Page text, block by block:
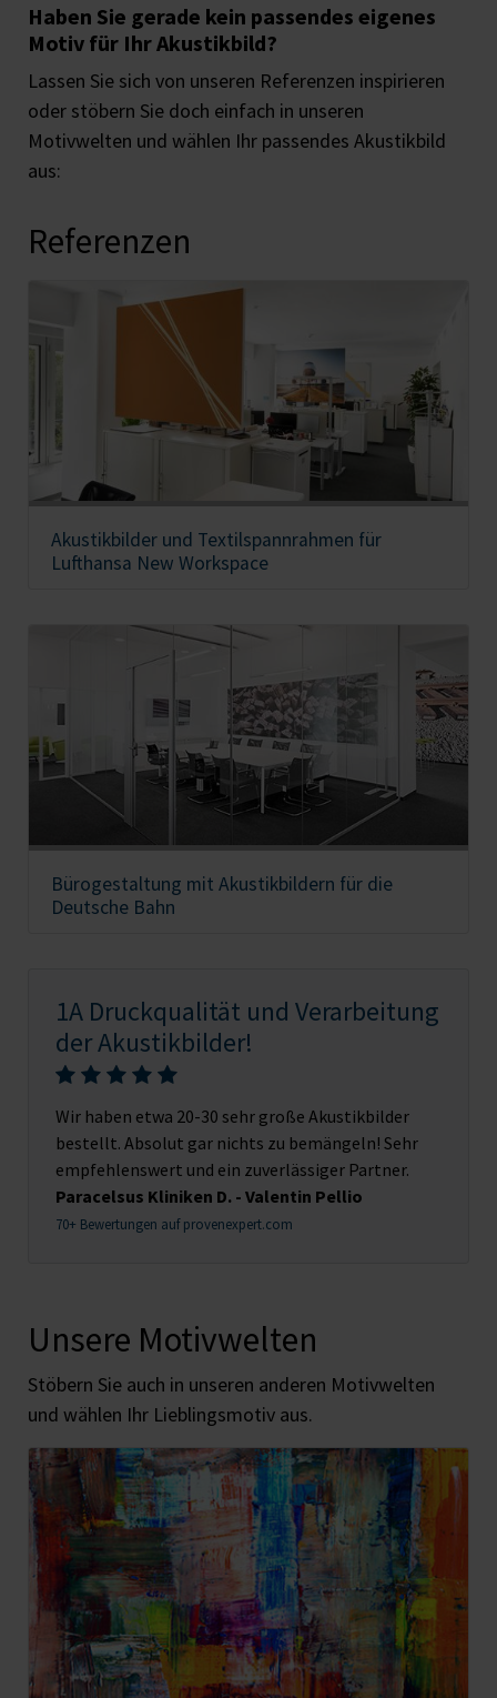
Haben Sie gerade kein passendes eigenes
Motiv für Ihr Akustikbild?
Lassen Sie sich von unseren Referenzen inspirieren
oder stöbern Sie doch einfach in unseren
Motivwelten und wählen Ihr passendes Akustikbild
aus:
Referenzen
Akustikbilder und Textilspannrahmen für
Lufthansa New Workspace
Bürogestaltung mit Akustikbildern für die
Deutsche Bahn
1A Druckqualität und Verarbeitung
der Akustikbilder!
Wir haben etwa 20-30 sehr große Akustikbilder
bestellt. Absolut gar nichts zu bemängeln! Sehr
empfehlenswert und ein zuverlässiger Partner.
Paracelsus Kliniken D. - Valentin Pellio
70+ Bewertungen auf provenexpert.com
Unsere Motivwelten
Stöbern Sie auch in unseren anderen Motivwelten
und wählen Ihr Lieblingsmotiv aus.